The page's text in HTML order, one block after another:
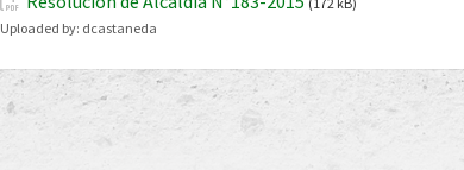
Uploaded by: dcastaneda